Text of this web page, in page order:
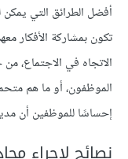
أفضل الطرائق التي يمكن
تكون بمشاركة الأفكار
الاتجاه في الاجتماع،
الموظفون، أو ما هم
إحساسًا للموظفين أن
نصائح لإجراء